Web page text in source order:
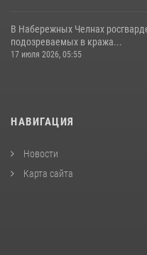
В Набережных Челнах
подозреваемых в кража...
17 июля 2026, 05:55
НАВИГАЦИЯ
Новости
Карта сайта